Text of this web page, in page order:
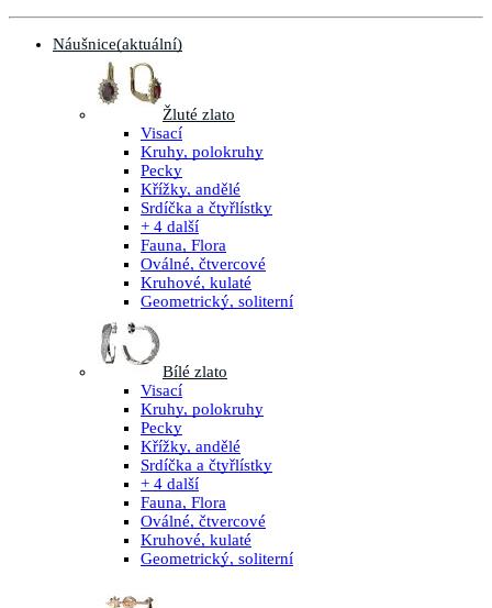
Náušnice(aktuální)
Žluté zlato
Visací
Kruhy, polokruhy
Pecky
Křížky, andělé
Srdíčka a čtyřlístky
+ 4 další
Fauna, Flora
Oválné, čtvercové
Kruhové, kulaté
Geometrický, soliterní
Bílé zlato
Visací
Kruhy, polokruhy
Pecky
Křížky, andělé
Srdíčka a čtyřlístky
+ 4 další
Fauna, Flora
Oválné, čtvercové
Kruhové, kulaté
Geometrický, soliterní